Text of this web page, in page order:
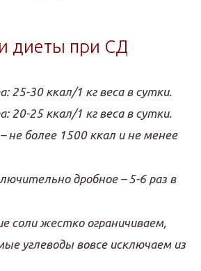
диеты при СД
25-30 ккал/1 кг веса в сутки.
20-25 ккал/1 кг веса в сутки.
не более 1500 ккал и не менее
дробное – 5-6 раз в
соли жестко ограничиваем,
углеводы вовсе исключаем из